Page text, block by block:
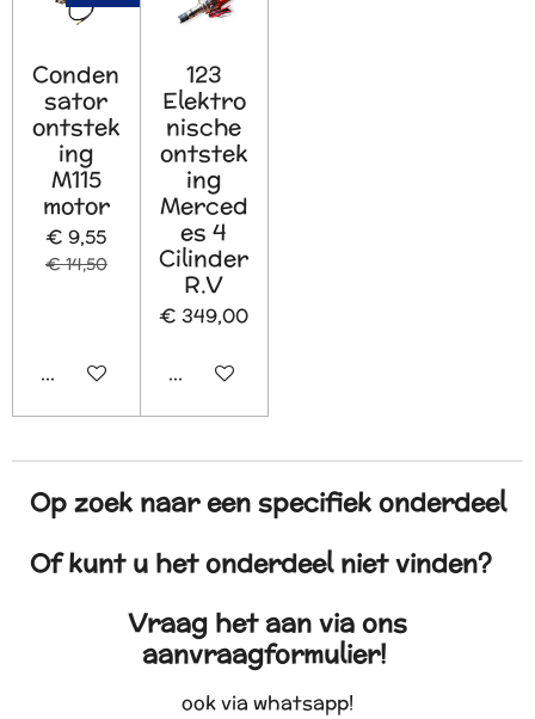
Conden
sator
ontstek
ing
M115
motor
€ 9,55
€ 14,50
In winkelwagen
123
Elektro
nische
ontstek
ing
Merced
es 4
Cilinder
R.V
€ 349,00
In winkelwagen
Op zoek naar een specifiek onderdeel
Of kunt u het onderdeel niet vinden?
Vraag het aan via ons
aanvraagformulier!
ook via whatsapp!